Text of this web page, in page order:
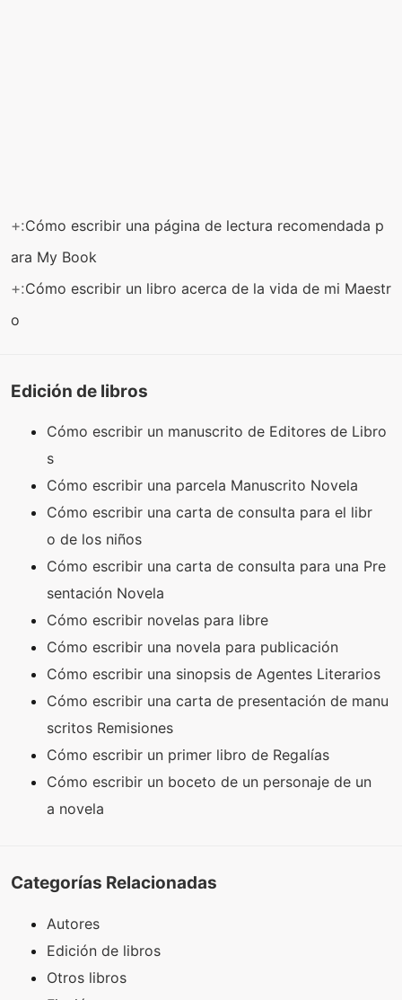
+:Cómo escribir una página de lectura recomendada p
ara My Book
+:Cómo escribir un libro acerca de la vida de mi Maestr
o
Edición de libros
Cómo escribir un manuscrito de Editores de Libro
s
Cómo escribir una parcela Manuscrito Novela
Cómo escribir una carta de consulta para el libr
o de los niños
Cómo escribir una carta de consulta para una Pre
sentación Novela
Cómo escribir novelas para libre
Cómo escribir una novela para publicación
Cómo escribir una sinopsis de Agentes Literarios
Cómo escribir una carta de presentación de manu
scritos Remisiones
Cómo escribir un primer libro de Regalías
Cómo escribir un boceto de un personaje de un
a novela
Categorías Relacionadas
Autores
Edición de libros
Otros libros